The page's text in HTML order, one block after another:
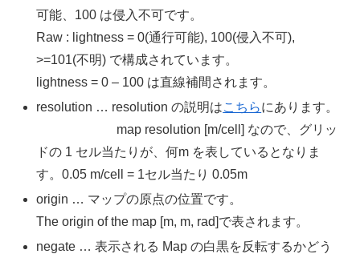
可能、100 は侵入不可です。
Raw : lightness = 0(通行可能), 100(侵入不可),
>=101(不明) で構成されています。
lightness = 0 – 100 は直線補間されます。
resolution … resolution の説明はこちらにあります。
map resolution [m/cell] なので、グリッ
ドの 1 セル当たりが、何m を表しているとなりま
す。0.05 m/cell = 1セル当たり 0.05m
origin … マップの原点の位置です。
The origin of the map [m, m, rad]で表されます。
negate … 表示される Map の白黒を反転するかどう